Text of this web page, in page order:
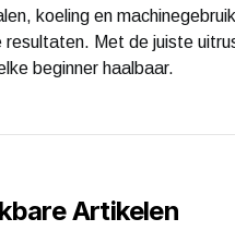
koeling en
resultaten. Met de juiste
beginner haalbaar.
Artikelen